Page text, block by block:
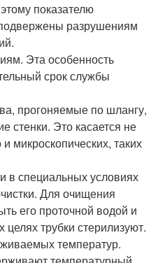
показателю
разрушениям
Эта особенность
срок службы
прогоняемые по шлангу,
стенки. Это касается не
микроскопических, таких
в специальных условиях
Для очищения
его проточной водой и
трубки стерилизуют.
температур.